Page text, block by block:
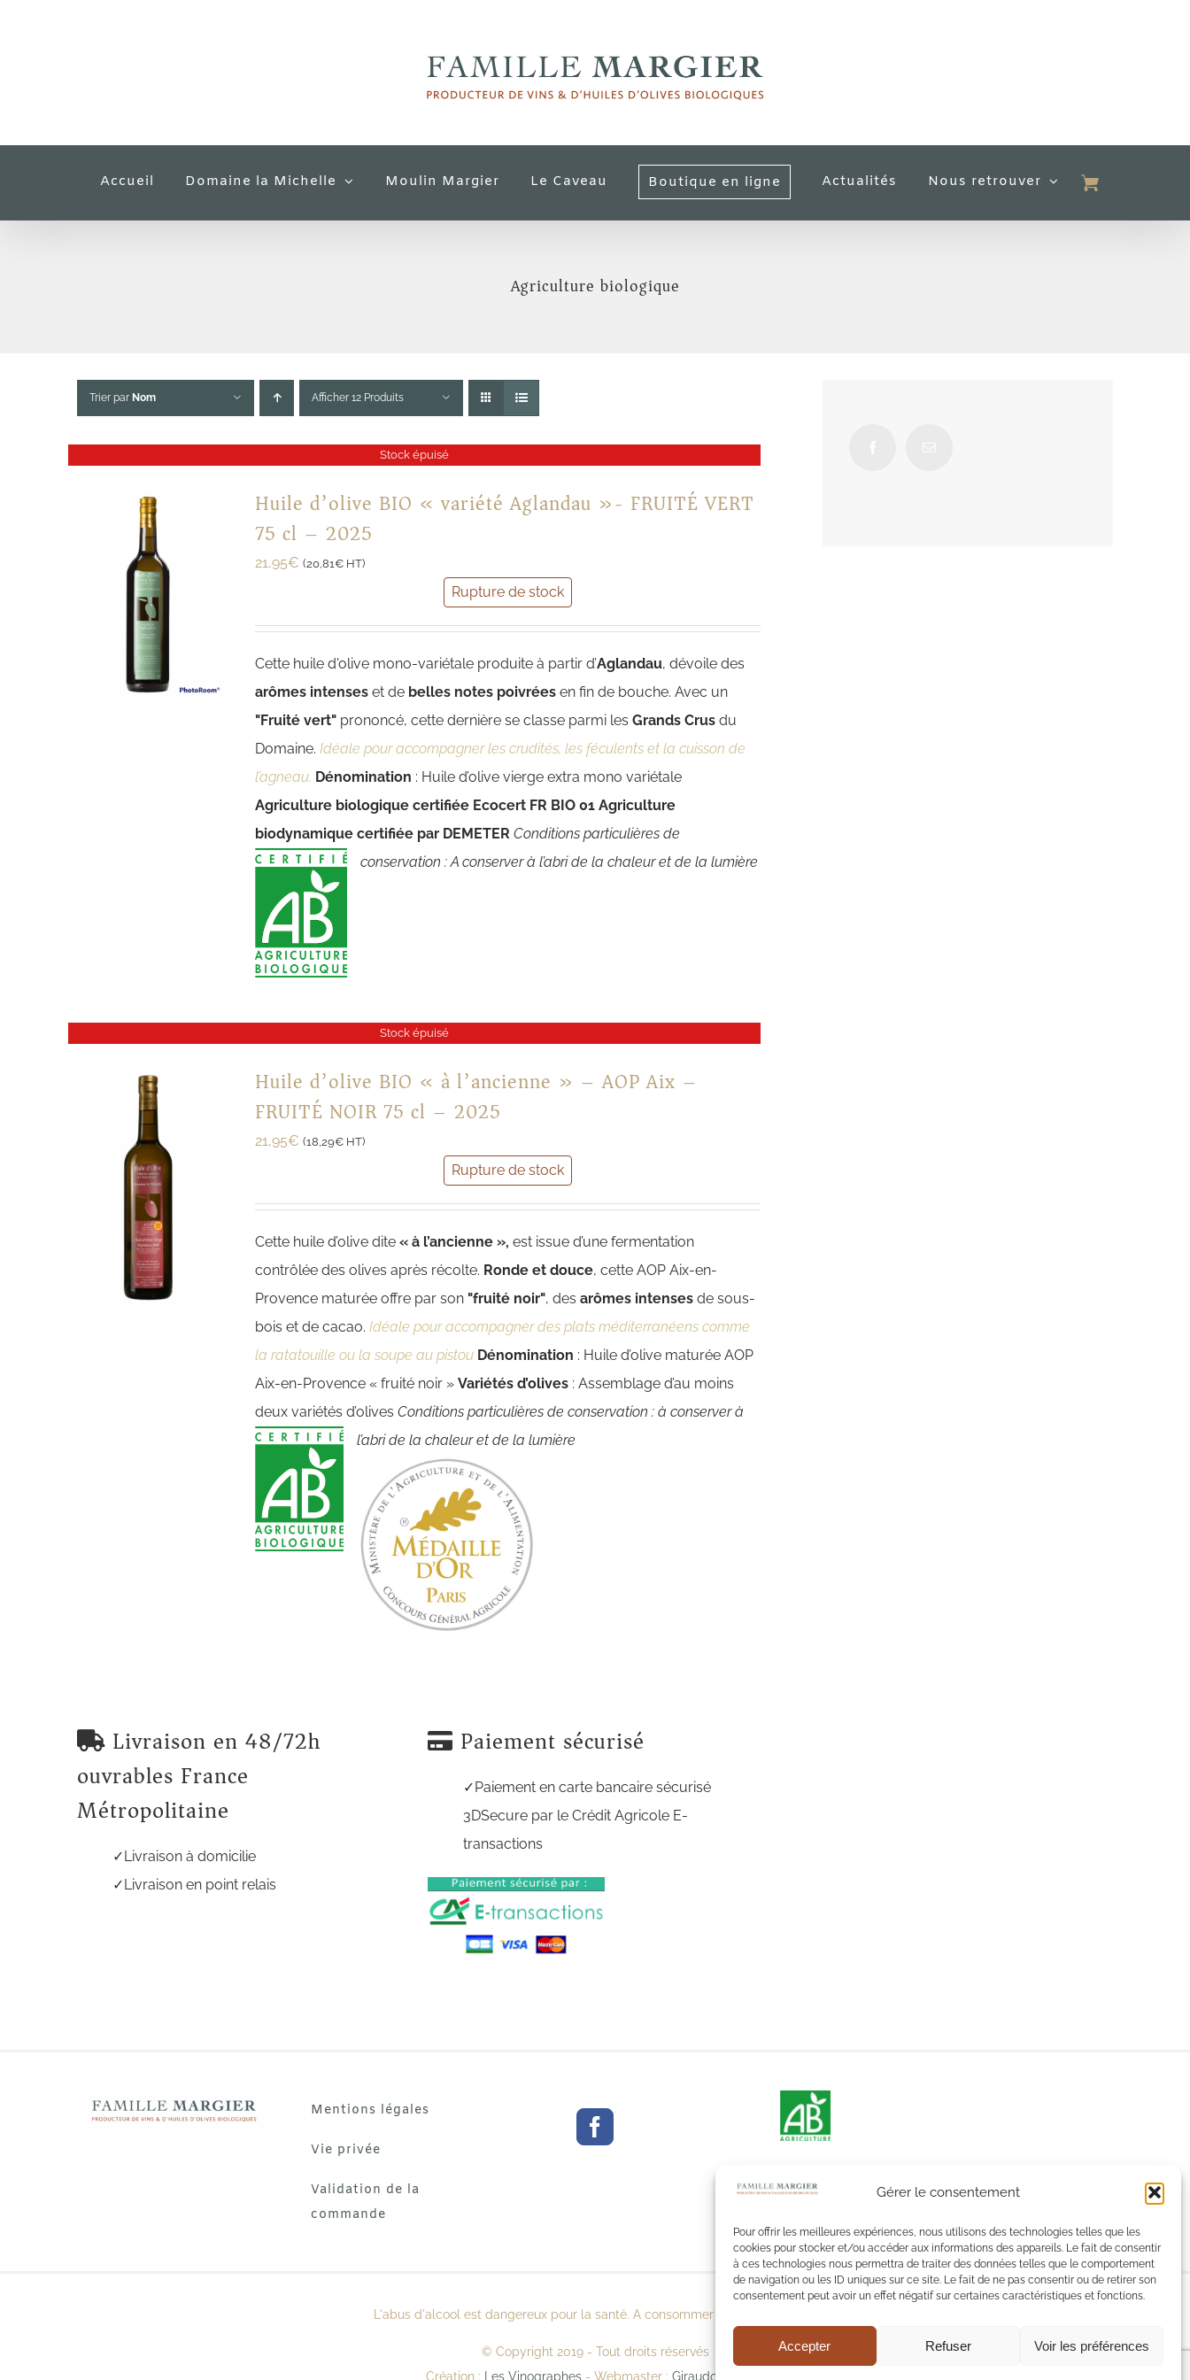
Gérer le consentement
Pour offrir les meilleures expériences, nous utilisons des technologies telles que les
cookies pour stocker et/ou accéder aux informations des appareils. Le fait de consentir
à ces technologies nous permettra de traiter des données telles que le comportement
de navigation ou les ID uniques sur ce site. Le fait de ne pas consentir ou de retirer son
consentement peut avoir un effet négatif sur certaines caractéristiques et fonctions.
Accepter Refuser Voir les préférences
Accueil Domaine la Michelle Moulin Margier Le Caveau Boutique en ligne Actualités Nous retrouver
Agriculture biologique
Trier par Nom Afficher 12 Produits
Stock épuisé
Huile d’olive BIO « variété Aglandau »- FRUITÉ VERT
75 cl – 2025
21,95€ (20,81€ HT)
Rupture de stock
Cette huile d'olive mono-variétale produite à partir d’Aglandau, dévoile des
arômes intenseset de belles notes poivrées en fin de bouche. Avec un
"Fruité vert" prononcé, cette dernière se classe parmi lesGrands Crus du
Domaine.Idéale pour accompagner les crudités, les féculents et la cuisson de
l’agneau. Dénomination : Huile d’olive vierge extra mono variétale
Agriculture biologique certifiée Ecocert FR BIO 01 Agriculture
biodynamique certifiée par DEMETER Conditions particulières de
conservation : A conserver à l’abri de la chaleur et de la lumière
Stock épuisé
Huile d’olive BIO « à l’ancienne » – AOP Aix –
FRUITÉ NOIR 75 cl – 2025
21,95€ (18,29€ HT)
Rupture de stock
Cette huile d’olive dite« à l’ancienne », est issue d’une fermentation
contrôlée des olives après récolte. Ronde et douce, cette AOP Aix-en-
Provence maturée offre par son "fruité noir", desarômes intenses de sous-
bois et de cacao.Idéale pour accompagner des plats méditerranéens comme
la ratatouille ou la soupe au pistou Dénomination : Huile d’olive maturée AOP
Aix-en-Provence « fruité noir »Variétés d’olives : Assemblage d’au moins
deux variétés d’olivesConditions particulières de conservation : à conserver à
l’abri de la chaleur et de la lumière
Livraison en 48/72h
ouvrables France
Métropolitaine
Livraison à domicilie
Livraison en point relais
Paiement sécurisé
Paiement en carte bancaire sécurisé
3DSecure par le Crédit Agricole E-
transactions
Mentions légales
Vie privée
Validation de la
commande
L'abus d'alcool est dangereux pour la santé. A consommer avec modération.
© Copyright 2019 - Tout droits réservés
Création : Les Vinographes - Webmaster : Giraudo Nicolas